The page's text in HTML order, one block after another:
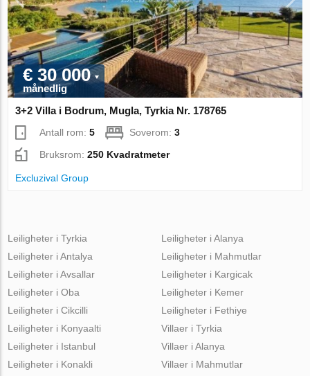
€ 30 000
månedlig
3+2 Villa i Bodrum, Mugla, Tyrkia Nr. 178765
Antall rom:5 Soverom:3
Bruksrom:250 Kvadratmeter
Excluzival Group
Leiligheter i Tyrkia
Leiligheter i Antalya
Leiligheter i Avsallar
Leiligheter i Oba
Leiligheter i Cikcilli
Leiligheter i Alanya
Leiligheter i Mahmutlar
Leiligheter i Kargicak
Leiligheter i Kemer
Leiligheter i Fethiye
Leiligheter i Konyaalti
Leiligheter i Istanbul
Leiligheter i Konakli
Villaer i Tyrkia
Villaer i Alanya
Villaer i Mahmutlar